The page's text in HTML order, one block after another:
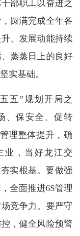
部职工以奋进之
圆满完成全年各
、发展动能持续
蒸蒸日上的良好
实基础。
五”规划开局之
、保安全、促转
理整体提升，确
业，当好龙江交
实根基。要做强
全面推进6S管理
竞争力。要严守
，健全风险预警